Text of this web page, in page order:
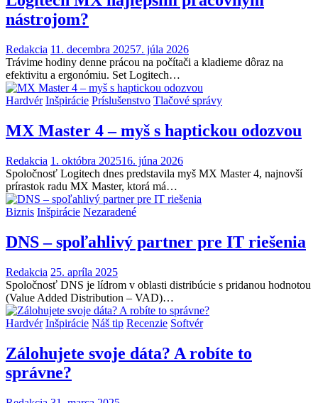
nástrojom?
Redakcia 11. decembra 20257. júla 2026
Trávime hodiny denne prácou na počítači a kladieme dôraz na
efektivitu a ergonómiu. Set Logitech…
Hardvér Inšpirácie Príslušenstvo Tlačové správy
MX Master 4 – myš s haptickou odozvou
Redakcia 1. októbra 202516. júna 2026
Spoločnosť Logitech dnes predstavila myš MX Master 4, najnovší
prírastok radu MX Master, ktorá má…
Biznis Inšpirácie Nezaradené
DNS – spoľahlivý partner pre IT riešenia
Redakcia 25. apríla 2025
Spoločnosť DNS je lídrom v oblasti distribúcie s pridanou hodnotou
(Value Added Distribution – VAD)…
Hardvér Inšpirácie Náš tip Recenzie Softvér
Zálohujete svoje dáta? A robíte to
správne?